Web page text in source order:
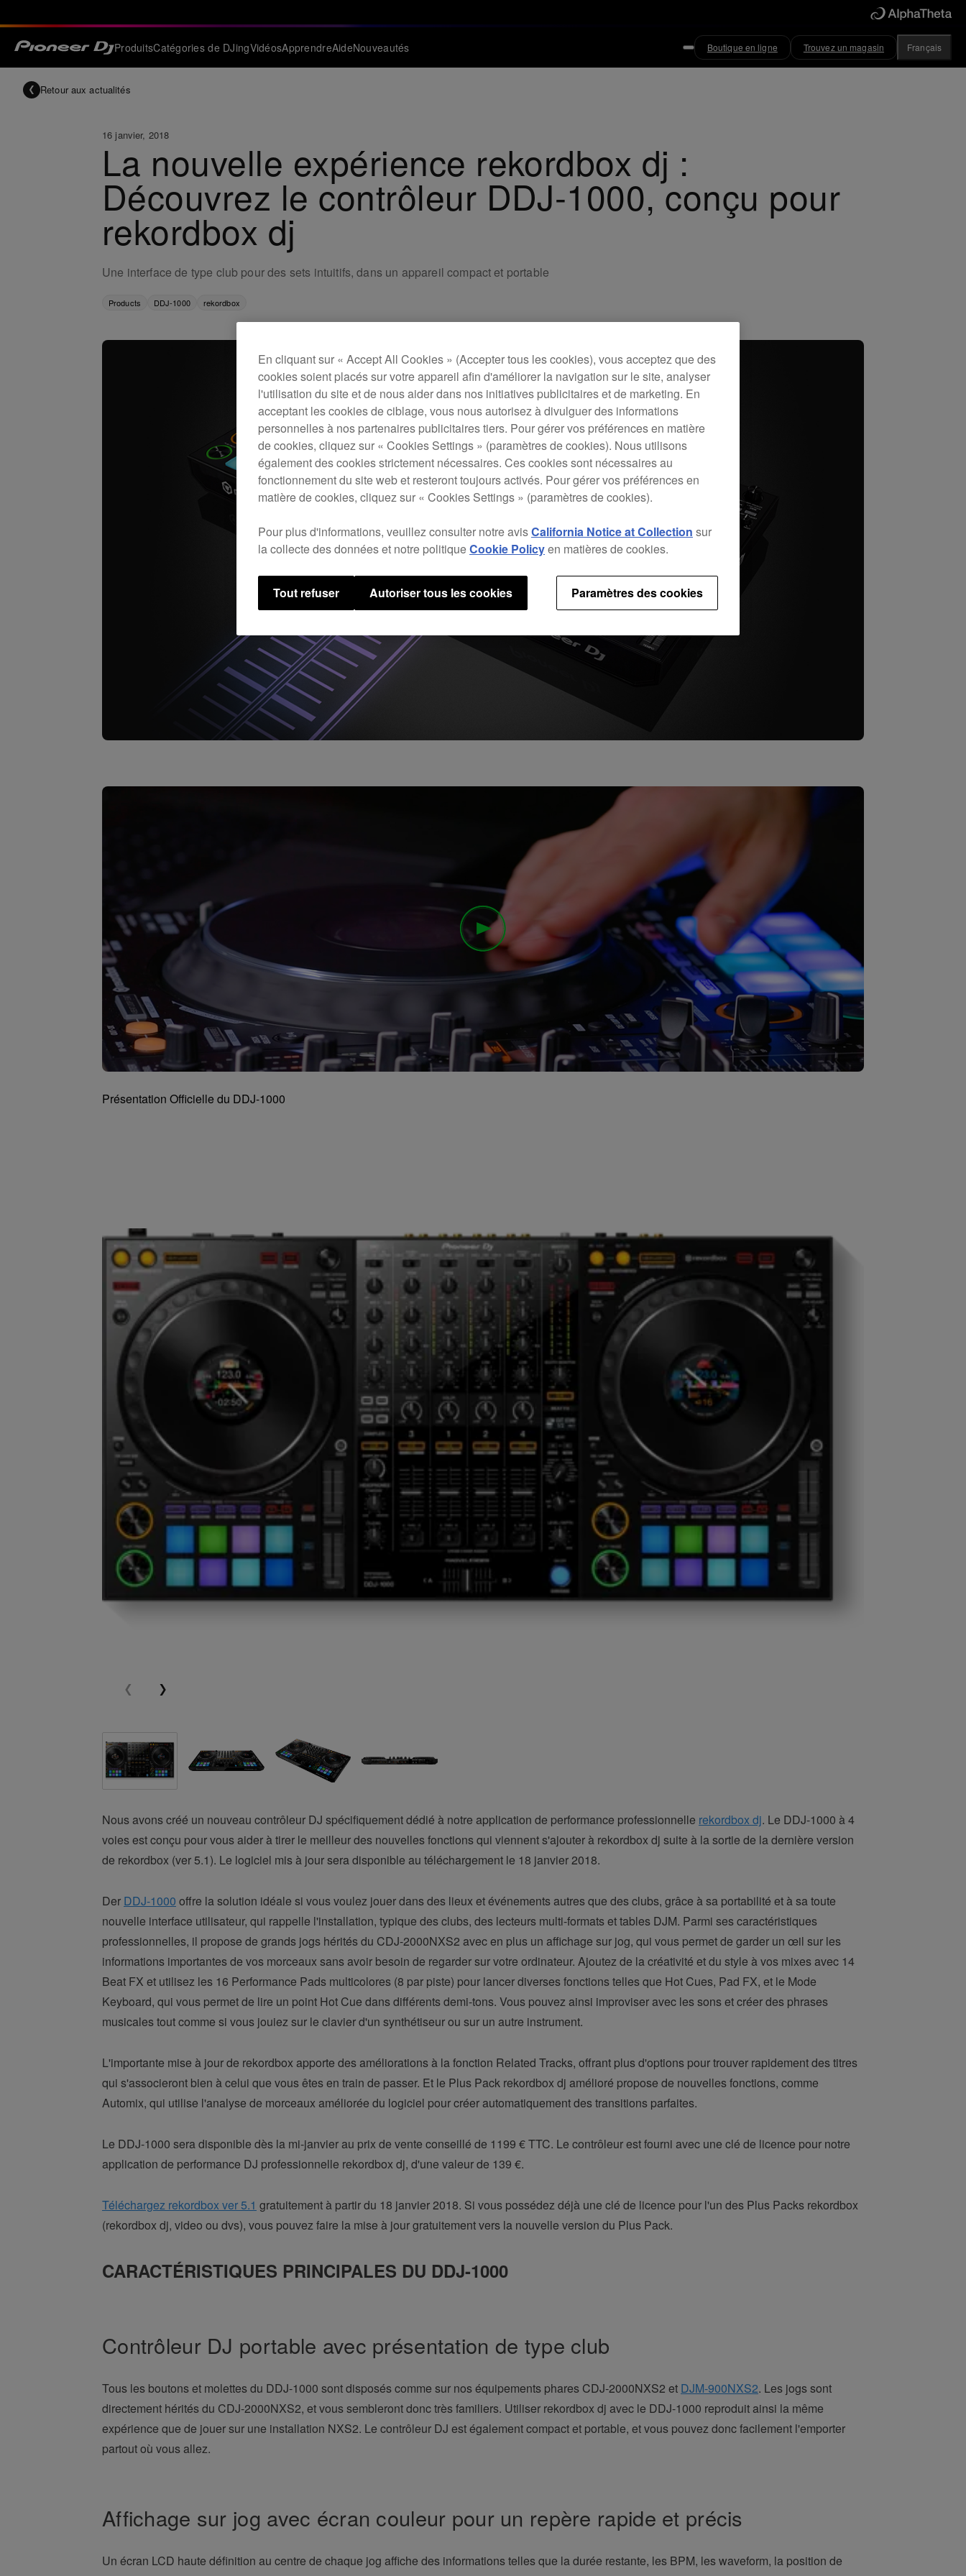
ProduitsCatégories de DJingVidéosApprendreAideNouveautés Boutique en ligne Trouvez un magasin Français
Retour aux actualités
16 janvier, 2018
La nouvelle expérience rekordbox dj :
Découvrez le contrôleur DDJ-1000, conçu pour
rekordbox dj
Une interface de type club pour des sets intuitifs, dans un appareil compact et portable
Products DDJ-1000 rekordbox
Présentation Officielle du DDJ-1000
Nous avons créé un nouveau contrôleur DJ spécifiquement dédié à notre application de performance professionnelle rekordbox dj. Le DDJ-1000 à 4
voies est conçu pour vous aider à tirer le meilleur des nouvelles fonctions qui viennent s'ajouter à rekordbox dj suite à la sortie de la dernière version
de rekordbox (ver 5.1). Le logiciel mis à jour sera disponible au téléchargement le 18 janvier 2018.
Der DDJ-1000 offre la solution idéale si vous voulez jouer dans des lieux et événements autres que des clubs, grâce à sa portabilité et à sa toute
nouvelle interface utilisateur, qui rappelle l'installation, typique des clubs, des lecteurs multi-formats et tables DJM. Parmi ses caractéristiques
professionnelles, il propose de grands jogs hérités du CDJ-2000NXS2 avec en plus un affichage sur jog, qui vous permet de garder un œil sur les
informations importantes de vos morceaux sans avoir besoin de regarder sur votre ordinateur. Ajoutez de la créativité et du style à vos mixes avec 14
Beat FX et utilisez les 16 Performance Pads multicolores (8 par piste) pour lancer diverses fonctions telles que Hot Cues, Pad FX, et le Mode
Keyboard, qui vous permet de lire un point Hot Cue dans différents demi-tons. Vous pouvez ainsi improviser avec les sons et créer des phrases
musicales tout comme si vous jouiez sur le clavier d'un synthétiseur ou sur un autre instrument.
L'importante mise à jour de rekordbox apporte des améliorations à la fonction Related Tracks, offrant plus d'options pour trouver rapidement des titres
qui s'associeront bien à celui que vous êtes en train de passer. Et le Plus Pack rekordbox dj amélioré propose de nouvelles fonctions, comme
Automix, qui utilise l'analyse de morceaux améliorée du logiciel pour créer automatiquement des transitions parfaites.
Le DDJ-1000 sera disponible dès la mi-janvier au prix de vente conseillé de 1199 € TTC. Le contrôleur est fourni avec une clé de licence pour notre
application de performance DJ professionnelle rekordbox dj, d'une valeur de 139 €.
Téléchargez rekordbox ver 5.1 gratuitement à partir du 18 janvier 2018. Si vous possédez déjà une clé de licence pour l'un des Plus Packs rekordbox
(rekordbox dj, video ou dvs), vous pouvez faire la mise à jour gratuitement vers la nouvelle version du Plus Pack.
CARACTÉRISTIQUES PRINCIPALES DU DDJ-1000
Contrôleur DJ portable avec présentation de type club
Tous les boutons et molettes du DDJ-1000 sont disposés comme sur nos équipements phares CDJ-2000NXS2 et DJM-900NXS2. Les jogs sont
directement hérités du CDJ-2000NXS2, et vous sembleront donc très familiers. Utiliser rekordbox dj avec le DDJ-1000 reproduit ainsi la même
expérience que de jouer sur une installation NXS2. Le contrôleur DJ est également compact et portable, et vous pouvez donc facilement l'emporter
partout où vous allez.
Affichage sur jog avec écran couleur pour un repère rapide et précis
Un écran LCD haute définition au centre de chaque jog affiche des informations telles que la durée restante, les BPM, les waveform, la position de
En cliquant sur « Accept All Cookies » (Accepter tous les cookies), vous acceptez que des
cookies soient placés sur votre appareil afin d'améliorer la navigation sur le site, analyser
l'utilisation du site et de nous aider dans nos initiatives publicitaires et de marketing. En
acceptant les cookies de ciblage, vous nous autorisez à divulguer des informations
personnelles à nos partenaires publicitaires tiers. Pour gérer vos préférences en matière
de cookies, cliquez sur « Cookies Settings » (paramètres de cookies). Nous utilisons
également des cookies strictement nécessaires. Ces cookies sont nécessaires au
fonctionnement du site web et resteront toujours activés. Pour gérer vos préférences en
matière de cookies, cliquez sur « Cookies Settings » (paramètres de cookies).
Pour plus d'informations, veuillez consulter notre avisCalifornia Notice at Collection sur
la collecte des données et notre politiqueCookie Policyen matières de cookies.
Paramètres des cookies
Tout refuser Autoriser tous les cookies